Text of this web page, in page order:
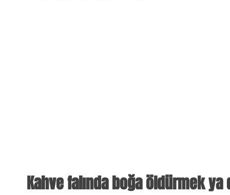
Kahve falında boğa öldürmek